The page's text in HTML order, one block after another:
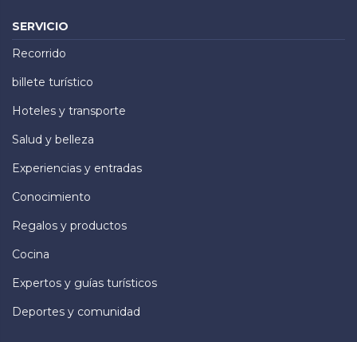
SERVICIO
Recorrido
billete turístico
Hoteles y transporte
Salud y belleza
Experiencias y entradas
Conocimiento
Regalos y productos
Cocina
Expertos y guías turísticos
Deportes y comunidad